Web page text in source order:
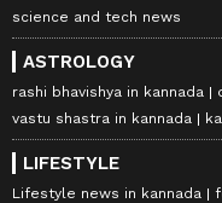
science and tech news
ASTROLOGY
rashi bhavishya in kannada
vastu shastra in kannada
LIFESTYLE
Lifestyle news in kannada